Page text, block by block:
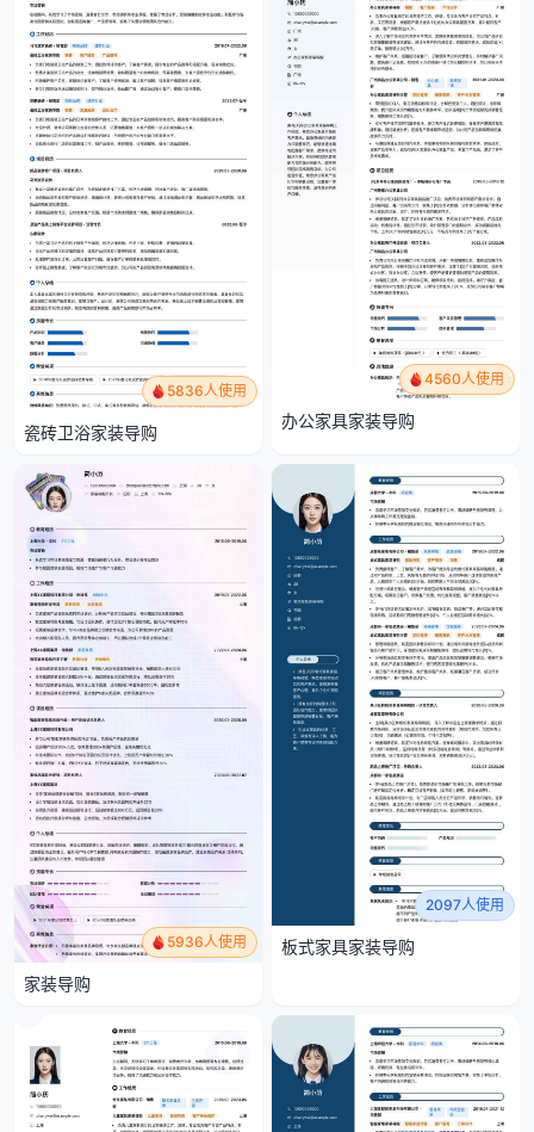
5836人使用
瓷砖卫浴家装导购
4560人使用
办公家具家装导购
5936人使用
家装导购
2097人使用
板式家具家装导购